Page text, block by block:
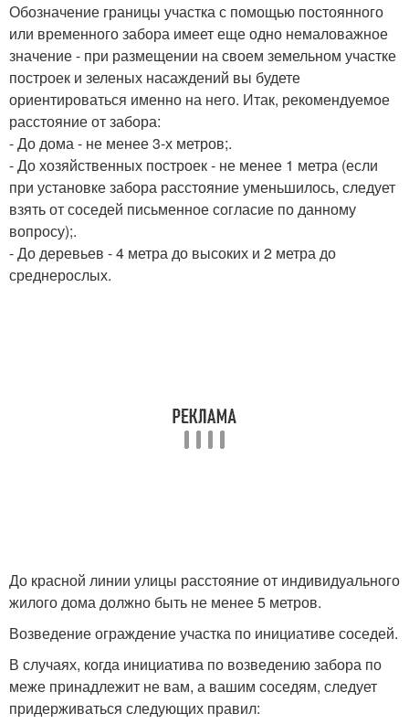
Обозначение границы участка с помощью постоянного
или временного забора имеет еще одно немаловажное
значение - при размещении на своем земельном участке
построек и зеленых насаждений вы будете
ориентироваться именно на него. Итак, рекомендуемое
расстояние от забора:
- До дома - не менее 3-х метров;.
- До хозяйственных построек - не менее 1 метра (если
при установке забора расстояние уменьшилось, следует
взять от соседей письменное согласие по данному
вопросу);.
- До деревьев - 4 метра до высоких и 2 метра до
среднерослых.
До красной линии улицы расстояние от индивидуального
жилого дома должно быть не менее 5 метров.
Возведение ограждение участка по инициативе соседей.
В случаях, когда инициатива по возведению забора по
меже принадлежит не вам, а вашим соседям, следует
придерживаться следующих правил: